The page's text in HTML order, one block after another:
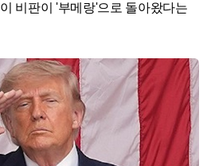
비판이 '부메랑'으로 돌아왔다는